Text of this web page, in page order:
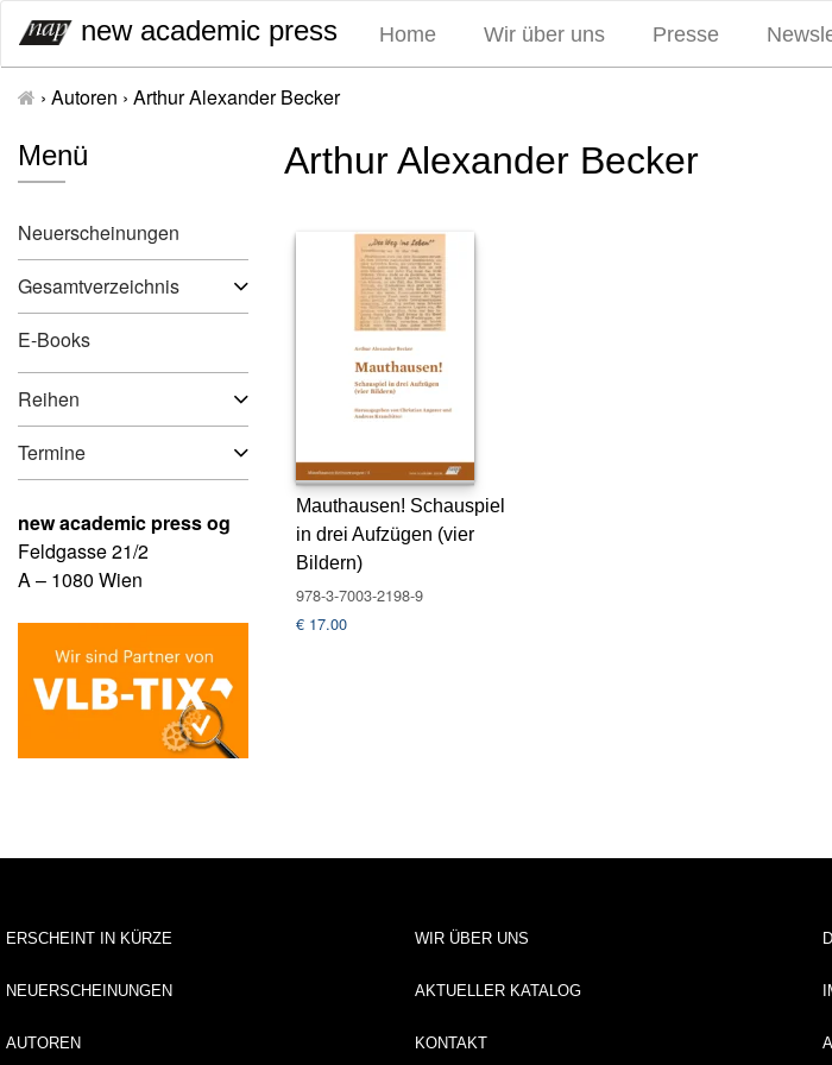
i
new academic press Home Wir über uns Presse
› Autoren › Arthur Alexander Becker
Menü
Neuerscheinungen
Gesamtverzeichnis
E-Books
Reihen
Termine
new academic press og
Feldgasse 21/2
A – 1080 Wien
Arthur Alexander Becker
Mauthausen! Schauspiel
in drei Aufzügen (vier
Bildern)
978-3-7003-2198-9
€ 17.00
ERSCHEINT IN KÜRZE
NEUERSCHEINUNGEN
AUTOREN
WIR ÜBER UNS
AKTUELLER KATALOG
KONTAKT